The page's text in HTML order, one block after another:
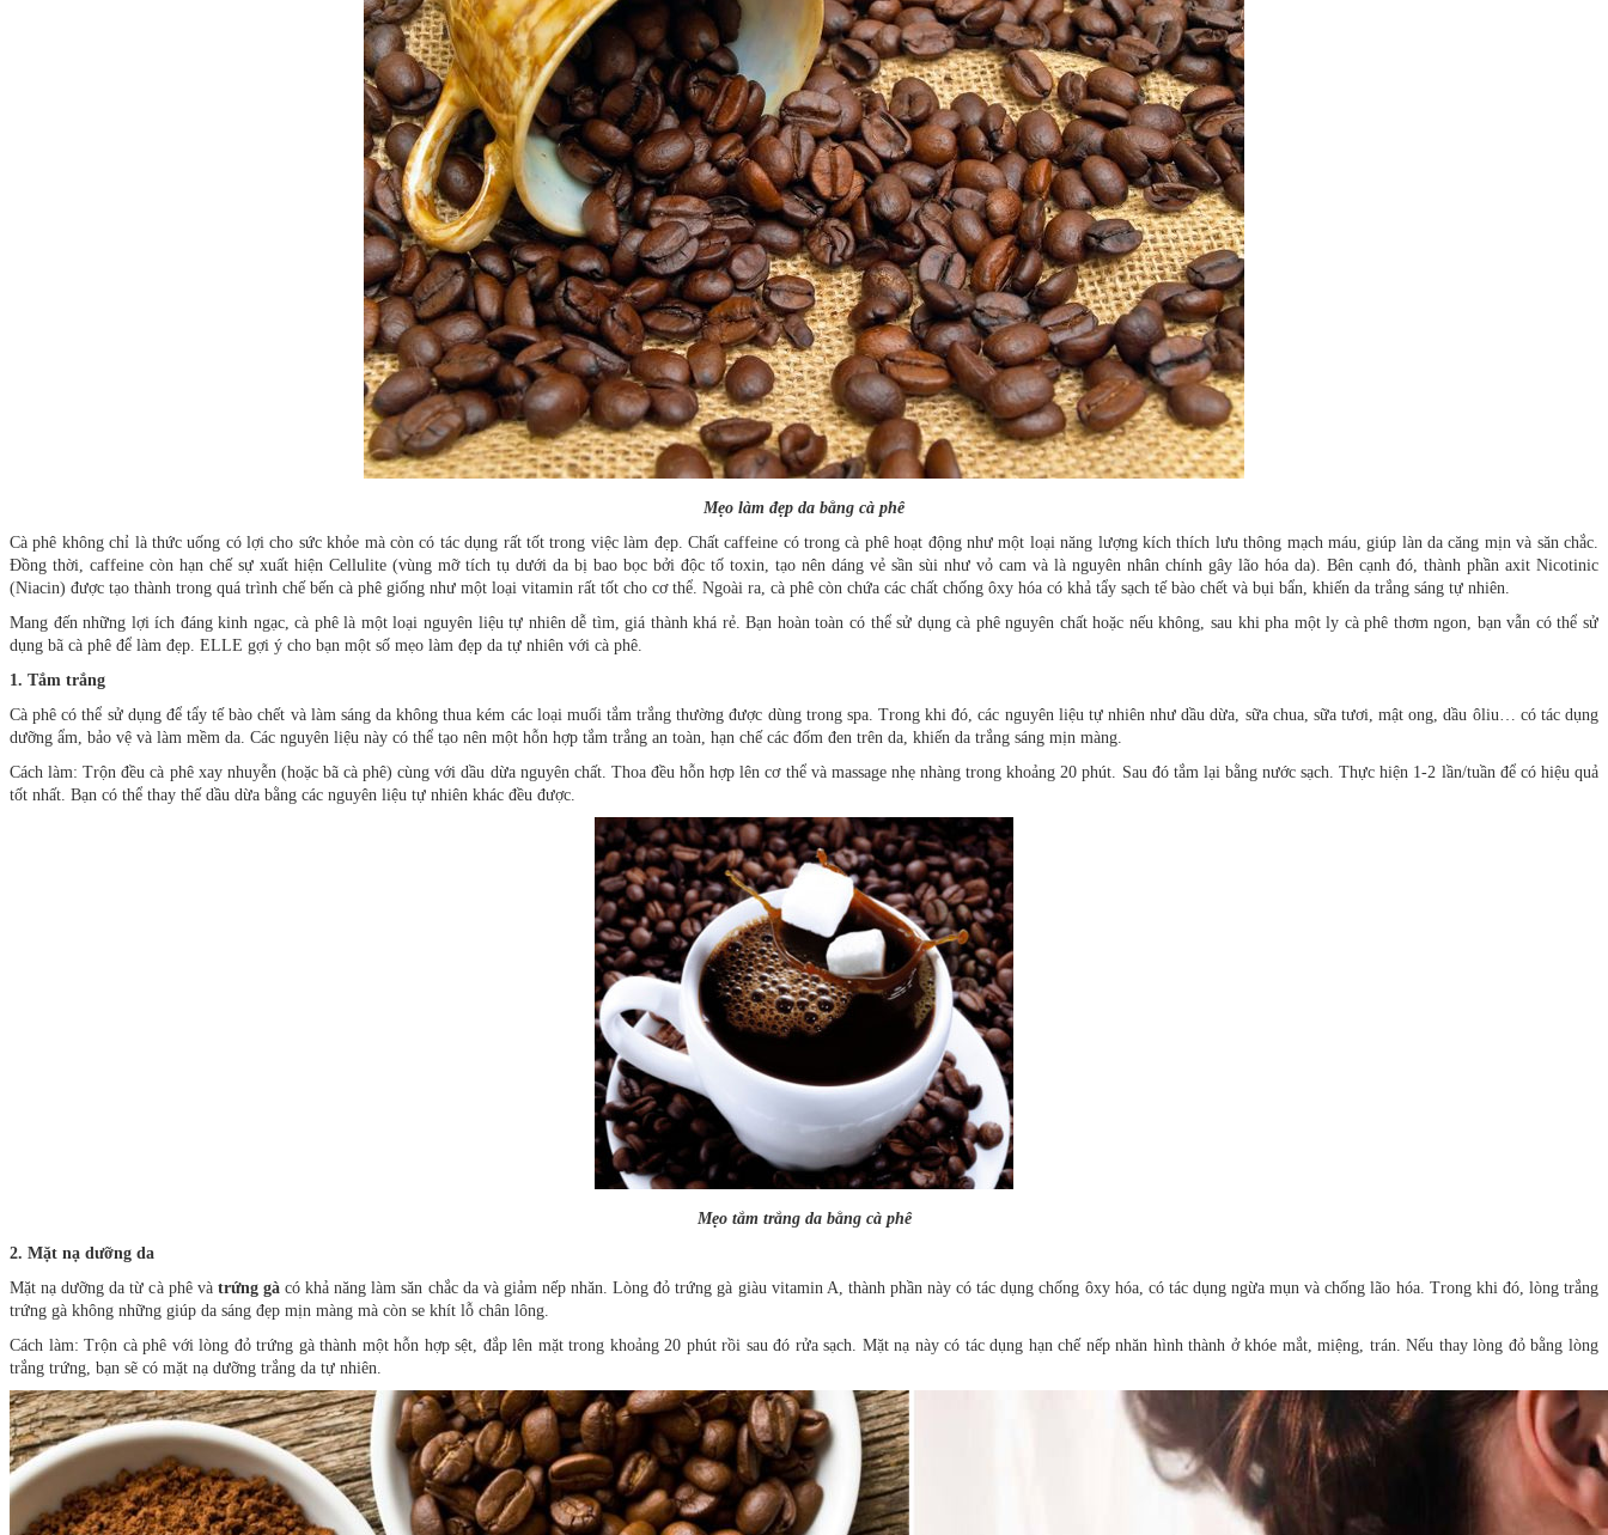
Mẹo làm đẹp da bằng cà phê
Cà phê không chỉ là thức uống có lợi cho sức khỏe mà còn có tác dụng rất tốt trong việc làm đẹp. Chất caffeine có trong cà phê hoạt động như một loại năng lượng kích thích lưu thông mạch máu, giúp làn da căng mịn và săn chắc.
Đồng thời, caffeine còn hạn chế sự xuất hiện Cellulite (vùng mỡ tích tụ dưới da bị bao bọc bởi độc tố toxin, tạo nên dáng vẻ sần sùi như vỏ cam và là nguyên nhân chính gây lão hóa da). Bên cạnh đó, thành phần axit Nicotinic
(Niacin) được tạo thành trong quá trình chế bến cà phê giống như một loại vitamin rất tốt cho cơ thể. Ngoài ra, cà phê còn chứa các chất chống ôxy hóa có khả tẩy sạch tế bào chết và bụi bẩn, khiến da trắng sáng tự nhiên.
Mang đến những lợi ích đáng kinh ngạc, cà phê là một loại nguyên liệu tự nhiên dễ tìm, giá thành khá rẻ. Bạn hoàn toàn có thể sử dụng cà phê nguyên chất hoặc nếu không, sau khi pha một ly cà phê thơm ngon, bạn vẫn có thể sử
dụng bã cà phê để làm đẹp. ELLE gợi ý cho bạn một số mẹo làm đẹp da tự nhiên với cà phê.
1. Tắm trắng
Cà phê có thể sử dụng để tẩy tế bào chết và làm sáng da không thua kém các loại muối tắm trắng thường được dùng trong spa. Trong khi đó, các nguyên liệu tự nhiên như dầu dừa, sữa chua, sữa tươi, mật ong, dầu ôliu… có tác dụng
dưỡng ẩm, bảo vệ và làm mềm da. Các nguyên liệu này có thể tạo nên một hỗn hợp tắm trắng an toàn, hạn chế các đốm đen trên da, khiến da trắng sáng mịn màng.
Cách làm: Trộn đều cà phê xay nhuyễn (hoặc bã cà phê) cùng với dầu dừa nguyên chất. Thoa đều hỗn hợp lên cơ thể và massage nhẹ nhàng trong khoảng 20 phút. Sau đó tắm lại bằng nước sạch. Thực hiện 1-2 lần/tuần để có hiệu quả
tốt nhất. Bạn có thể thay thế dầu dừa bằng các nguyên liệu tự nhiên khác đều được.
Mẹo tắm trắng da bằng cà phê
2. Mặt nạ dưỡng da
Mặt nạ dưỡng da từ cà phê và trứng gà có khả năng làm săn chắc da và giảm nếp nhăn. Lòng đỏ trứng gà giàu vitamin A, thành phần này có tác dụng chống ôxy hóa, có tác dụng ngừa mụn và chống lão hóa. Trong khi đó, lòng trắng
trứng gà không những giúp da sáng đẹp mịn màng mà còn se khít lỗ chân lông.
Cách làm: Trộn cà phê với lòng đỏ trứng gà thành một hỗn hợp sệt, đắp lên mặt trong khoảng 20 phút rồi sau đó rửa sạch. Mặt nạ này có tác dụng hạn chế nếp nhăn hình thành ở khóe mắt, miệng, trán. Nếu thay lòng đỏ bằng lòng
trắng trứng, bạn sẽ có mặt nạ dưỡng trắng da tự nhiên.